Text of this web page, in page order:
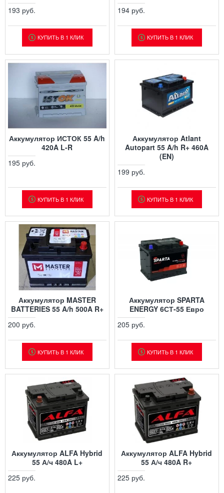
193 руб.
КУПИТЬ В 1 КЛИК
194 руб.
КУПИТЬ В 1 КЛИК
Аккумулятор ИСТОК 55 A/h
420A L-R
195 руб.
КУПИТЬ В 1 КЛИК
Аккумулятор Atlant
Autopart 55 A/h R+ 460A
(EN)
199 руб.
КУПИТЬ В 1 КЛИК
Аккумулятор MASTER
BATTERIES 55 A/h 500A R+
200 руб.
КУПИТЬ В 1 КЛИК
Аккумулятор SPARTA
ENERGY 6СТ-55 Евро
205 руб.
КУПИТЬ В 1 КЛИК
Аккумулятор ALFA Hybrid
55 А/ч 480A L+
225 руб.
Аккумулятор ALFA Hybrid
55 А/ч 480A R+
225 руб.